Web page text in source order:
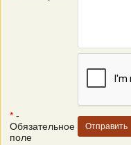
* -
Обязательное
поле